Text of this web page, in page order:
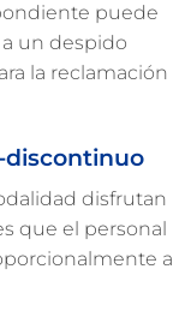
puede
un despido
la reclamación
discontinuo
disfrutan
que el personal
a